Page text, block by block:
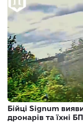
Бійці Signum
дронарів та їхні